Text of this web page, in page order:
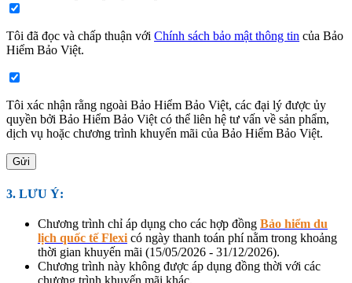
Tôi đã đọc và chấp thuận với Chính sách bảo mật thông tin của Bảo
Hiểm Bảo Việt​.
Tôi xác nhận rằng ngoài Bảo Hiểm Bảo Việt, các đại lý được ủy
quyền bởi Bảo Hiểm Bảo Việt có thể liên hệ tư vấn về sản phẩm,
dịch vụ hoặc chương trình khuyến mãi của Bảo Hiểm Bảo Việt​.
Gửi
3. LƯU Ý:
Chương trình chỉ áp dụng cho các hợp đồng Bảo hiểm du
lịch quốc tế Flexi có ngày thanh toán phí nằm trong khoảng
thời gian khuyến mãi (15/05/2026 - 31/12/2026).
Chương trình này không được áp dụng đồng thời với các
chương trình khuyến mãi khác.